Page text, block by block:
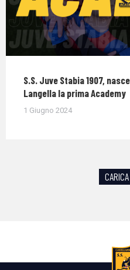
S.S. Juve Stabia 1907,
Langella la prima Academy
1 Giugno 2024